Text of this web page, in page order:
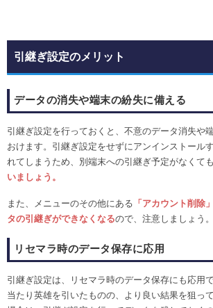
引継ぎ設定のメリット
データの消失や端末の紛失に備える
引継ぎ設定を行っておくと、不意のデータ消失や
おけます。引継ぎ設定をせずにアンインストール
れてしまうため、別端末への引継ぎ予定がなくても
いましょう。
また、メニューのその他にある 「アカウント削除
タの引継ぎができなくなるので、注意しましょう。
リセマラ時のデータ保存に応用
引継ぎ設定は、リセマラ時のデータ保存にも応用
当たり英雄を引いたものの、より良い結果を狙っ